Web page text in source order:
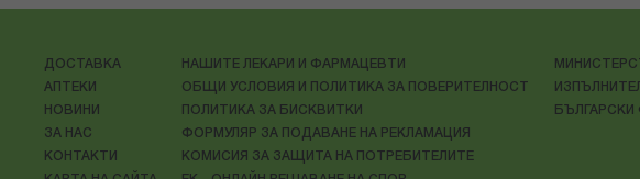
ДОСТАВКА
АПТЕКИ
НОВИНИ
ЗА НАС
КОНТАКТИ
НАШИТЕ ЛЕКАРИ И ФАРМАЦЕВТИ
ОБЩИ УСЛОВИЯ И ПОЛИТИКА ЗА ПОВЕРИТЕЛНОСТ
ПОЛИТИКА ЗА БИСКВИТКИ
ФОРМУЛЯР ЗА ПОДАВАНЕ НА РЕКЛАМАЦИЯ
КОМИСИЯ ЗА ЗАЩИТА НА ПОТРЕБИТЕЛИТЕ